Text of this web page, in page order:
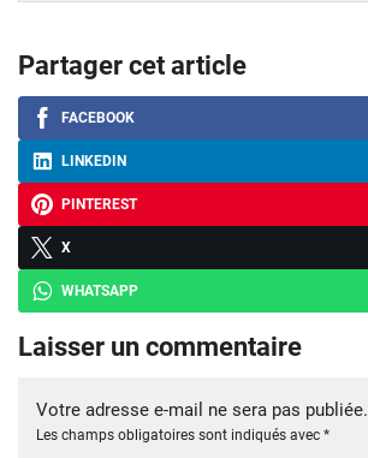
Partager cet article
FACEBOOK
LINKEDIN
PINTEREST
X
WHATSAPP
Laisser un commentaire
Votre adresse e-mail ne sera pas publiée.
Les champs obligatoires sont indiqués avec *